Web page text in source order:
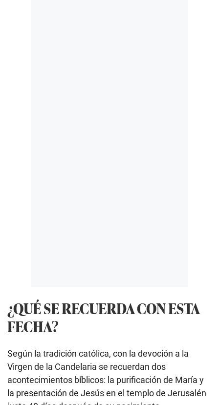
¿QUÉ SE RECUERDA CON ESTA
FECHA?
Según la tradición católica, con la devoción a la
Virgen de la Candelaria se recuerdan dos
acontecimientos bíblicos: la purificación de María y
la presentación de Jesús en el templo de Jerusalén